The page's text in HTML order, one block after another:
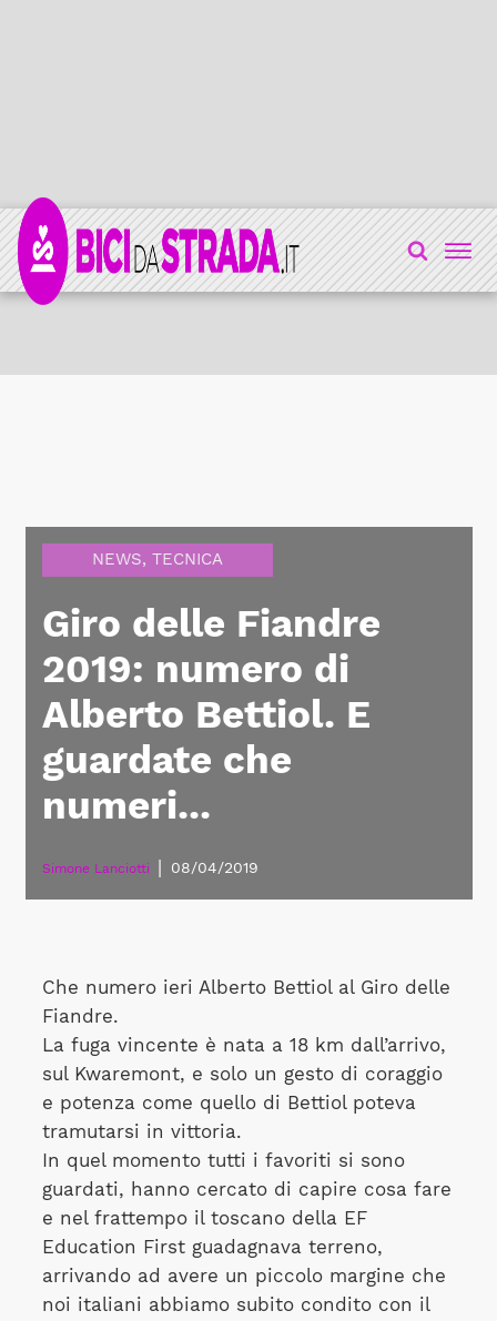
NEWS, TECNICA
Giro delle Fiandre
2019: numero di
Alberto Bettiol. E
guardate che
numeri...
Simone Lanciotti 08/04/2019
Che numero ieri Alberto Bettiol al Giro delle
Fiandre.
La fuga vincente è nata a 18 km dall’arrivo,
sul Kwaremont, e solo un gesto di coraggio
e potenza come quello di Bettiol poteva
tramutarsi in vittoria.
In quel momento tutti i favoriti si sono
guardati, hanno cercato di capire cosa fare
e nel frattempo il toscano della EF
Education First guadagnava terreno,
arrivando ad avere un piccolo margine che
noi italiani abbiamo subito condito con il